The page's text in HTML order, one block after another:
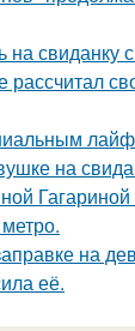
на свиданку
рассчитал
на
Гагариной
на
её.